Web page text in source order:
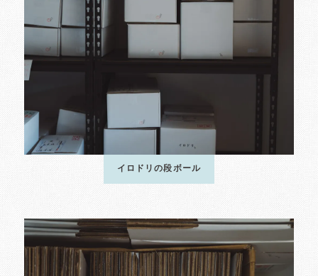
イロドリの段ボール